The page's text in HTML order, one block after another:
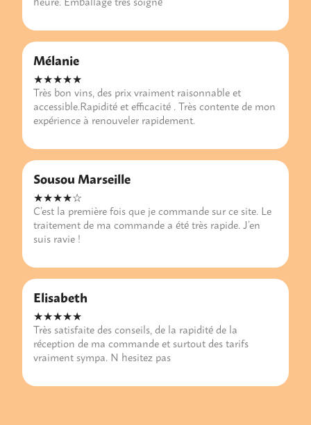
Mélanie
★★★★★
Très bon vins, des prix vraiment raisonnable et
accessible.Rapidité et efficacité . Très contente de mon
expérience à renouveler rapidement.
Sousou Marseille
★★★★☆
C’est la première fois que je commande sur ce site. Le
traitement de ma commande a été très rapide. J’en
suis ravie !
Elisabeth
★★★★★
Très satisfaite des conseils, de la rapidité de la
réception de ma commande et surtout des tarifs
vraiment sympa. N hesitez pas